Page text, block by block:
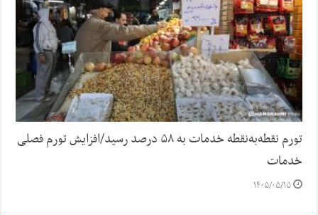
تورم نقطه‌به‌نقطه خدمات به ۵۸ درصد رسید/افزایش تورم فصلی
خدمات
۱۴۰۵/۰۵/۱۵